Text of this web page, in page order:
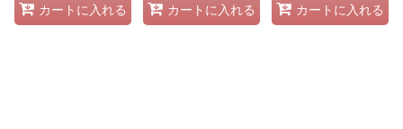
カートに入れる カートに入れる カートに入れる